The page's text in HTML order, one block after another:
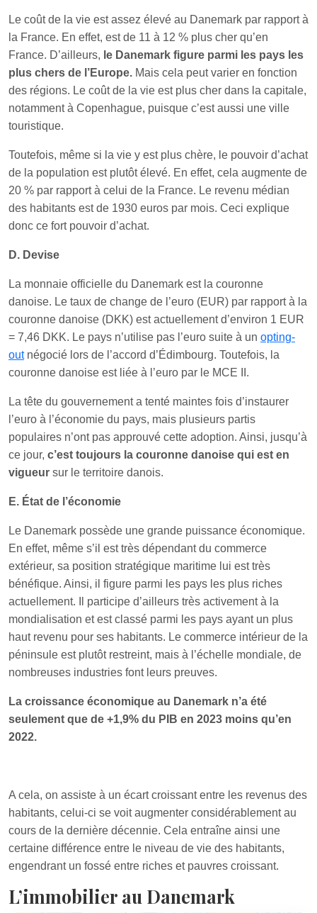
Le coût de la vie est assez élevé au Danemark par rapport à
la France. En effet, est de 11 à 12 % plus cher qu’en
France. D’ailleurs, le Danemark figure parmi les pays les
plus chers de l’Europe. Mais cela peut varier en fonction
des régions. Le coût de la vie est plus cher dans la capitale,
notamment à Copenhague, puisque c’est aussi une ville
touristique.
Toutefois, même si la vie y est plus chère, le pouvoir d’achat
de la population est plutôt élevé. En effet, cela augmente de
20 % par rapport à celui de la France. Le revenu médian
des habitants est de 1930 euros par mois. Ceci explique
donc ce fort pouvoir d’achat.
D. Devise
La monnaie officielle du Danemark est la couronne
danoise. Le taux de change de l’euro (EUR) par rapport à la
couronne danoise (DKK) est actuellement d’environ 1 EUR
= 7,46 DKK. Le pays n’utilise pas l’euro suite à un opting-
outnégocié lors de l’accord d’Édimbourg. Toutefois, la
couronne danoise est liée à l’euro par le MCE II.
La tête du gouvernement a tenté maintes fois d’instaurer
l’euro à l’économie du pays, mais plusieurs partis
populaires n’ont pas approuvé cette adoption. Ainsi, jusqu’à
ce jour, c’est toujours la couronne danoise qui est en
vigueur sur le territoire danois.
E. État de l’économie
Le Danemark possède une grande puissance économique.
En effet, même s’il est très dépendant du commerce
extérieur, sa position stratégique maritime lui est très
bénéfique. Ainsi, il figure parmi les pays les plus riches
actuellement. Il participe d’ailleurs très activement à la
mondialisation et est classé parmi les pays ayant un plus
haut revenu pour ses habitants. Le commerce intérieur de la
péninsule est plutôt restreint, mais à l’échelle mondiale, de
nombreuses industries font leurs preuves.
La croissance économique au Danemark n’a été
seulement que de +1,9% du PIB en 2023 moins qu’en
2022.
A cela, on assiste à un écart croissant entre les revenus des
habitants, celui-ci se voit augmenter considérablement au
cours de la dernière décennie. Cela entraîne ainsi une
certaine différence entre le niveau de vie des habitants,
engendrant un fossé entre riches et pauvres croissant.
L’immobilier au Danemark